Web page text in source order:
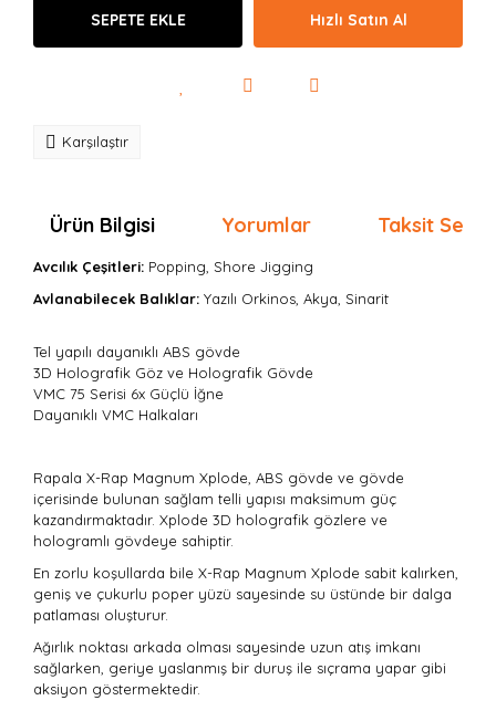
SEPETE EKLE Hızlı Satın Al
Karşılaştır
Ürün Bilgisi Yorumlar Taksit
Avcılık Çeşitleri: Popping, Shore Jigging
Avlanabilecek Balıklar: Yazılı Orkinos, Akya, Sinarit
Tel yapılı dayanıklı ABS gövde
3D Holografik Göz ve Holografik Gövde
VMC 75 Serisi 6x Güçlü İğne
Dayanıklı VMC Halkaları
Rapala X-Rap Magnum Xplode, ABS gövde ve gövde
içerisinde bulunan sağlam telli yapısı maksimum güç
kazandırmaktadır. Xplode 3D holografik gözlere ve
hologramlı gövdeye sahiptir.
En zorlu koşullarda bile X-Rap Magnum Xplode sabit kalırken,
geniş ve çukurlu poper yüzü sayesinde su üstünde bir dalga
patlaması oluşturur.
Ağırlık noktası arkada olması sayesinde uzun atış imkanı
sağlarken, geriye yaslanmış bir duruş ile sıçrama yapar gibi
aksiyon göstermektedir.